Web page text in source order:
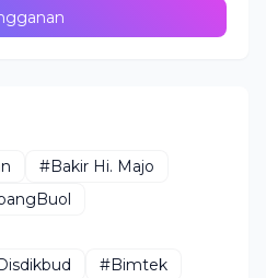
#Bakir Hi. Majo
#Bimtek